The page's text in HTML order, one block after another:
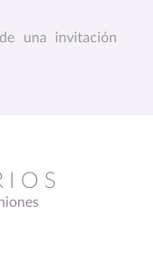
una invitación